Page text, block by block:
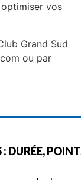
vos
Grand Sud
ou par
DURÉE,